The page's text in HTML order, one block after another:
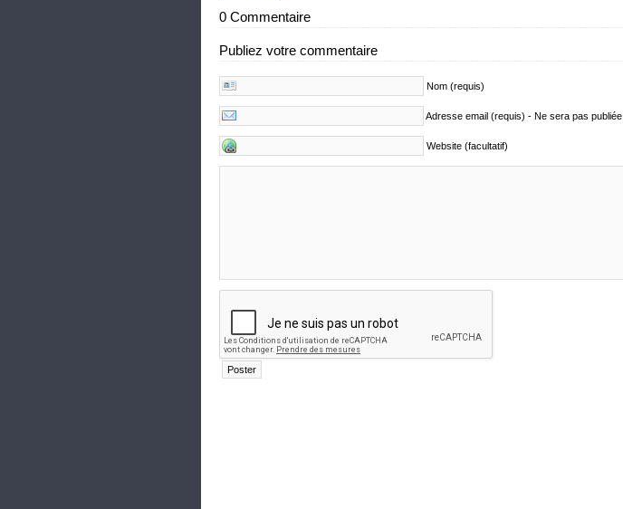
0 Commentaire
Publiez votre commentaire
Nom (requis)
Adresse email (requis) - Ne sera pas publiée
Website (facultatif)